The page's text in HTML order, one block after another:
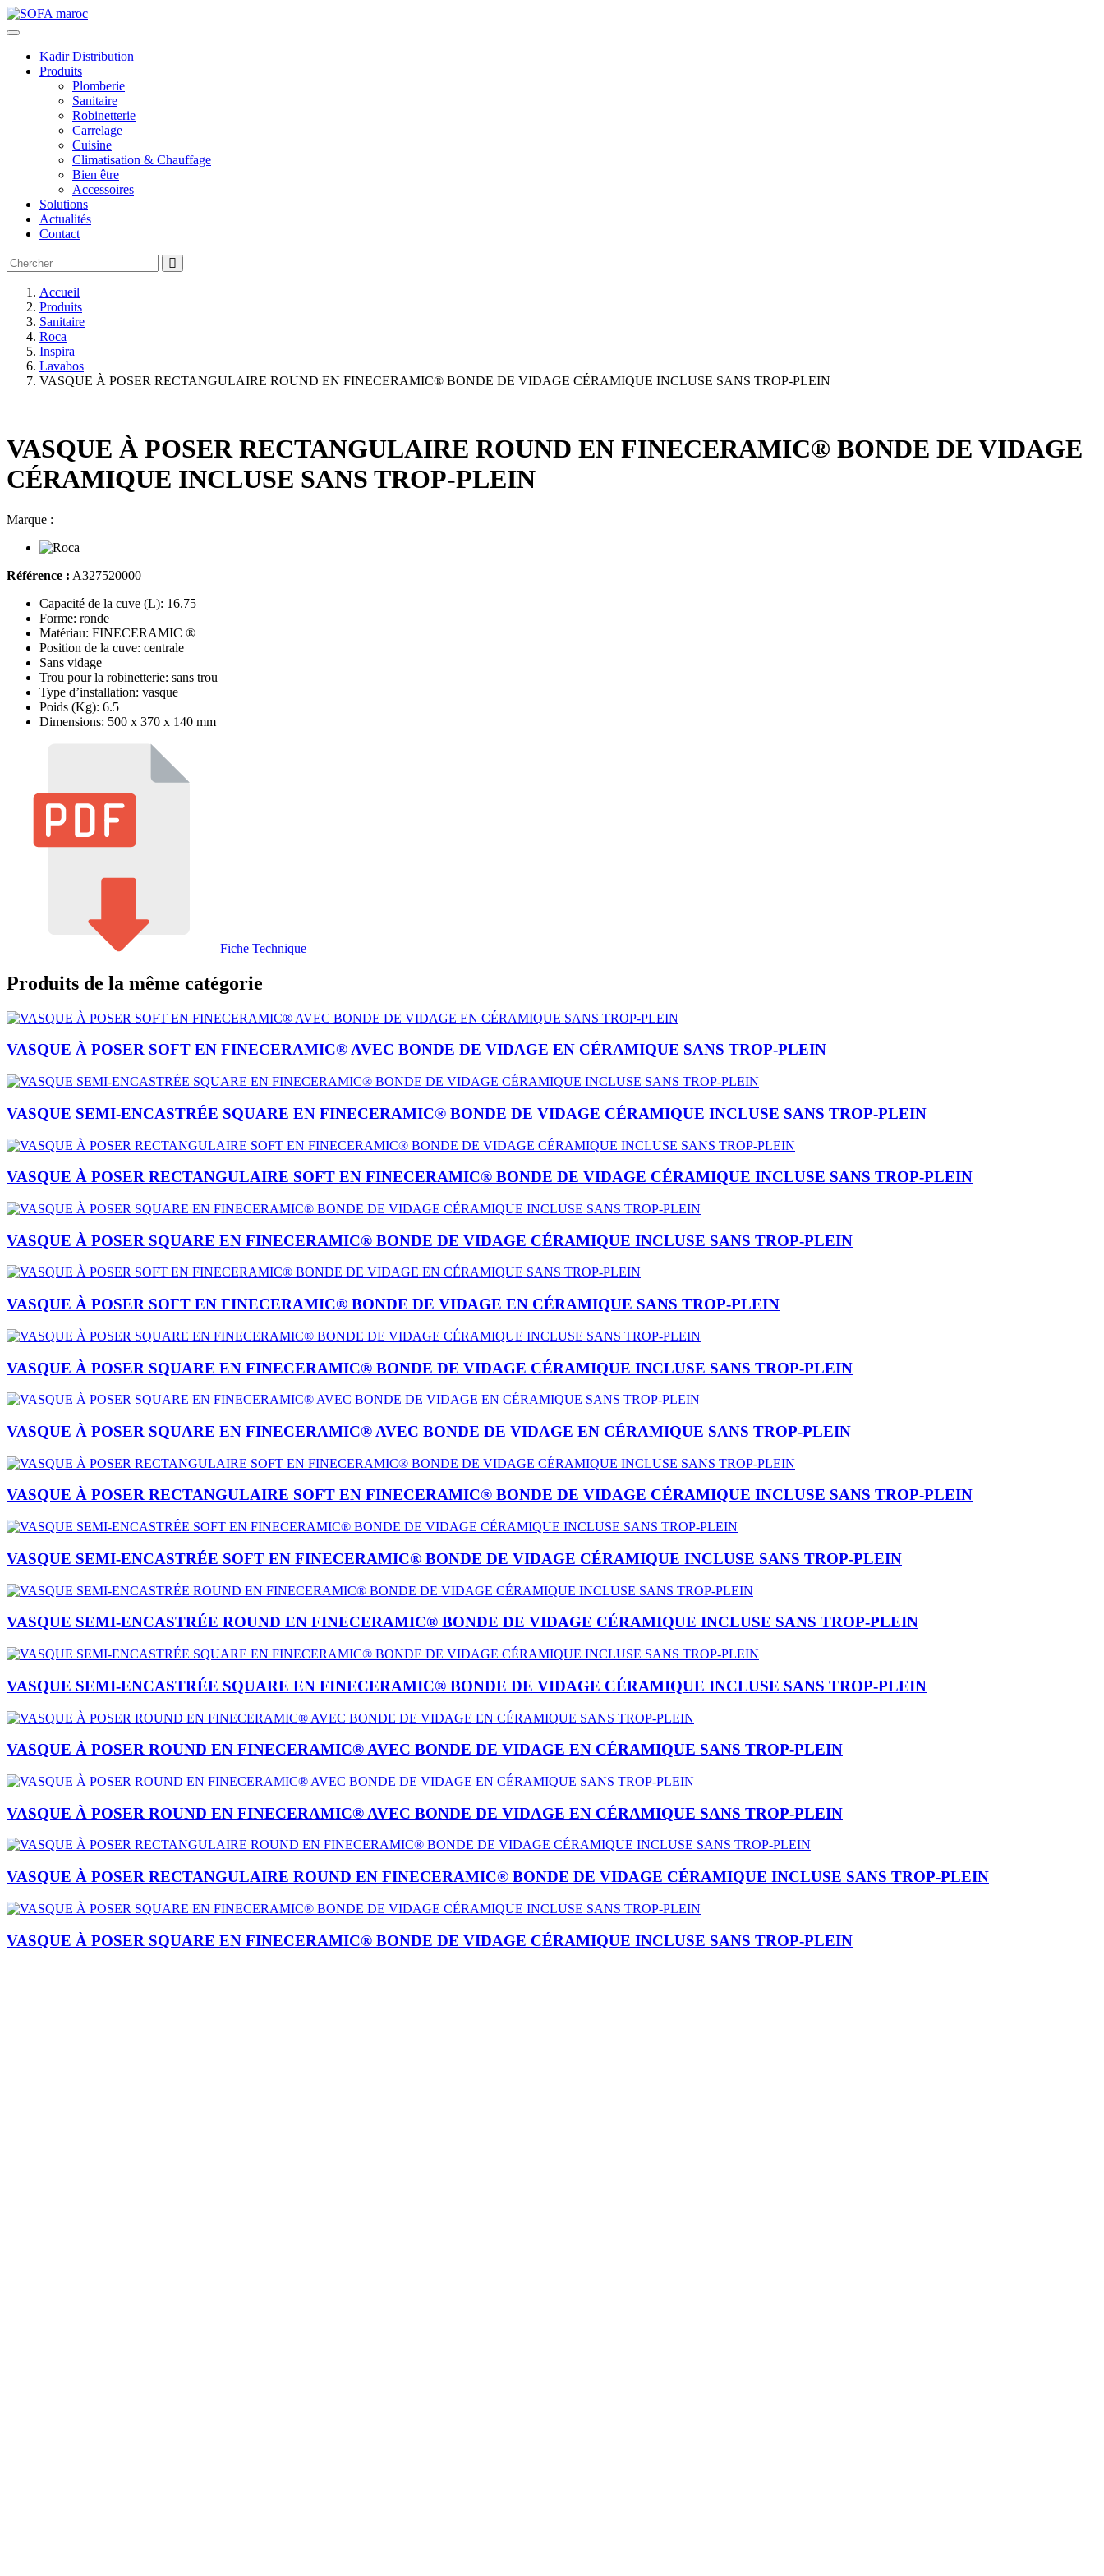
Kadir Distribution
Produits
Plomberie
Sanitaire
Robinetterie
Carrelage
Cuisine
Climatisation & Chauffage
Bien être
Accessoires
Solutions
Actualités
Contact
Accueil
Produits
Sanitaire
Roca
Inspira
Lavabos
VASQUE À POSER RECTANGULAIRE ROUND EN FINECERAMIC® BONDE DE VIDAGE CÉRAMIQUE INCLUSE SANS TROP-PLEIN
VASQUE À POSER RECTANGULAIRE ROUND EN FINECERAMIC® BONDE DE VIDAGE
CÉRAMIQUE INCLUSE SANS TROP-PLEIN
Marque :
Référence : A327520000
Capacité de la cuve (L): 16.75
Forme: ronde
Matériau: FINECERAMIC ®
Position de la cuve: centrale
Sans vidage
Trou pour la robinetterie: sans trou
Type d’installation: vasque
Poids (Kg): 6.5
Dimensions: 500 x 370 x 140 mm
Fiche Technique
Produits de la même catégorie
VASQUE À POSER SOFT EN FINECERAMIC® AVEC BONDE DE VIDAGE EN CÉRAMIQUE SANS TROP-PLEIN
VASQUE SEMI-ENCASTRÉE SQUARE EN FINECERAMIC® BONDE DE VIDAGE CÉRAMIQUE INCLUSE SANS TROP-PLEIN
VASQUE À POSER RECTANGULAIRE SOFT EN FINECERAMIC® BONDE DE VIDAGE CÉRAMIQUE INCLUSE SANS TROP-PLEIN
VASQUE À POSER SQUARE EN FINECERAMIC® BONDE DE VIDAGE CÉRAMIQUE INCLUSE SANS TROP-PLEIN
VASQUE À POSER SOFT EN FINECERAMIC® BONDE DE VIDAGE EN CÉRAMIQUE SANS TROP-PLEIN
VASQUE À POSER SQUARE EN FINECERAMIC® BONDE DE VIDAGE CÉRAMIQUE INCLUSE SANS TROP-PLEIN
VASQUE À POSER SQUARE EN FINECERAMIC® AVEC BONDE DE VIDAGE EN CÉRAMIQUE SANS TROP-PLEIN
VASQUE À POSER RECTANGULAIRE SOFT EN FINECERAMIC® BONDE DE VIDAGE CÉRAMIQUE INCLUSE SANS TROP-PLEIN
VASQUE SEMI-ENCASTRÉE SOFT EN FINECERAMIC® BONDE DE VIDAGE CÉRAMIQUE INCLUSE SANS TROP-PLEIN
VASQUE SEMI-ENCASTRÉE ROUND EN FINECERAMIC® BONDE DE VIDAGE CÉRAMIQUE INCLUSE SANS TROP-PLEIN
VASQUE SEMI-ENCASTRÉE SQUARE EN FINECERAMIC® BONDE DE VIDAGE CÉRAMIQUE INCLUSE SANS TROP-PLEIN
VASQUE À POSER ROUND EN FINECERAMIC® AVEC BONDE DE VIDAGE EN CÉRAMIQUE SANS TROP-PLEIN
VASQUE À POSER ROUND EN FINECERAMIC® AVEC BONDE DE VIDAGE EN CÉRAMIQUE SANS TROP-PLEIN
VASQUE À POSER RECTANGULAIRE ROUND EN FINECERAMIC® BONDE DE VIDAGE CÉRAMIQUE INCLUSE SANS TROP-PLEIN
VASQUE À POSER SQUARE EN FINECERAMIC® BONDE DE VIDAGE CÉRAMIQUE INCLUSE SANS TROP-PLEIN